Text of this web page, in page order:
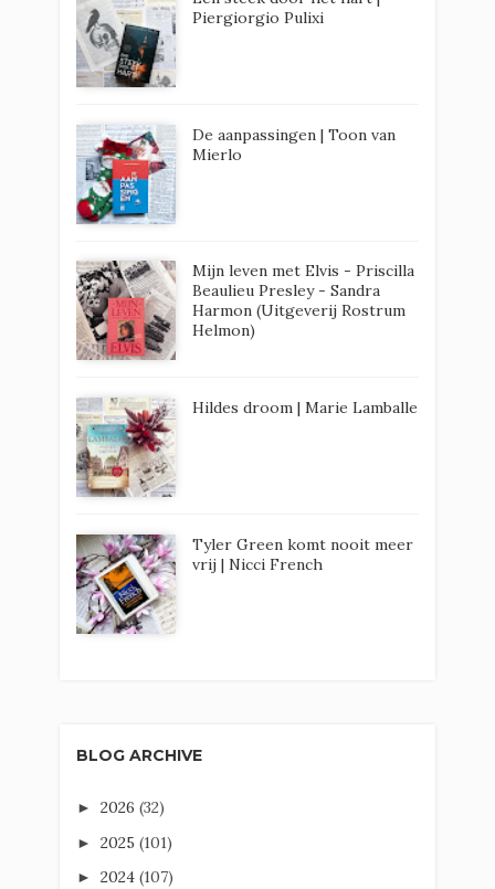
Piergiorgio Pulixi
De aanpassingen | Toon van
Mierlo
Mijn leven met Elvis - Priscilla
Beaulieu Presley - Sandra
Harmon (Uitgeverij Rostrum
Helmon)
Hildes droom | Marie Lamballe
Tyler Green komt nooit meer
vrij | Nicci French
BLOG ARCHIVE
► 2026 (32)
► 2025 (101)
► 2024 (107)